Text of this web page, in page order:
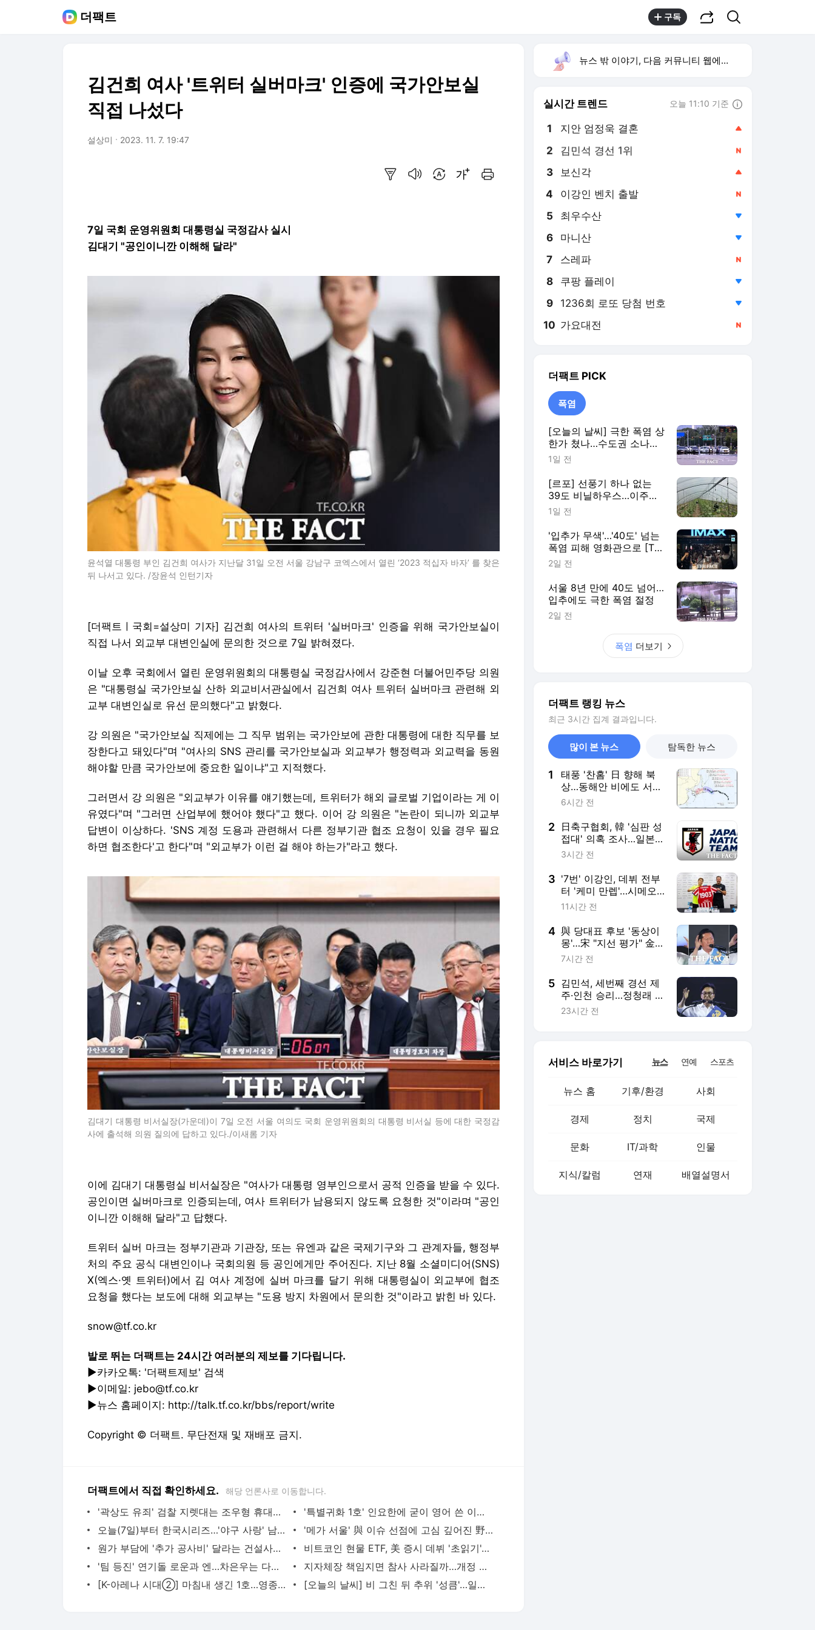
더팩트 구독
김건희 여사 '트위터 실버마크' 인증에 국가안보실
직접 나섰다
설상미 2023. 11. 7. 19:47
7일 국회 운영위원회 대통령실 국정감사 실시
김대기 "공인이니깐 이해해 달라"
윤석열 대통령 부인 김건희 여사가 지난달 31일 오전 서울 강남구 코엑스에서 열린 ‘2023 적십자 바자’ 를 찾은
뒤 나서고 있다. /장윤석 인턴기자
[더팩트ㅣ국회=설상미 기자] 김건희 여사의 트위터 '실버마크' 인증을 위해 국가안보실이
직접 나서 외교부 대변인실에 문의한 것으로 7일 밝혀졌다.
이날 오후 국회에서 열린 운영위원회의 대통령실 국정감사에서 강준현 더불어민주당 의원
은 "대통령실 국가안보실 산하 외교비서관실에서 김건희 여사 트위터 실버마크 관련해 외
교부 대변인실로 유선 문의했다"고 밝혔다.
강 의원은 "국가안보실 직제에는 그 직무 범위는 국가안보에 관한 대통령에 대한 직무를 보
장한다고 돼있다"며 "여사의 SNS 관리를 국가안보실과 외교부가 행정력과 외교력을 동원
해야할 만큼 국가안보에 중요한 일이냐"고 지적했다.
그러면서 강 의원은 "외교부가 이유를 얘기했는데, 트위터가 해외 글로벌 기업이라는 게 이
유였다"며 "그러면 산업부에 했어야 했다"고 했다. 이어 강 의원은 "논란이 되니까 외교부
답변이 이상하다. 'SNS 계정 도용과 관련해서 다른 정부기관 협조 요청이 있을 경우 필요
하면 협조한다'고 한다"며 "외교부가 이런 걸 해야 하는가"라고 했다.
김대기 대통령 비서실장(가운데)이 7일 오전 서울 여의도 국회 운영위원회의 대통령 비서실 등에 대한 국정감
사에 출석해 의원 질의에 답하고 있다./이새롬 기자
이에 김대기 대통령실 비서실장은 "여사가 대통령 영부인으로서 공적 인증을 받을 수 있다.
공인이면 실버마크로 인증되는데, 여사 트위터가 남용되지 않도록 요청한 것"이라며 "공인
이니깐 이해해 달라"고 답했다.
트위터 실버 마크는 정부기관과 기관장, 또는 유엔과 같은 국제기구와 그 관계자들, 행정부
처의 주요 공식 대변인이나 국회의원 등 공인에게만 주어진다. 지난 8월 소셜미디어(SNS)
X(엑스·옛 트위터)에서 김 여사 계정에 실버 마크를 달기 위해 대통령실이 외교부에 협조
요청을 했다는 보도에 대해 외교부는 "도용 방지 차원에서 문의한 것"이라고 밝힌 바 있다.
snow@tf.co.kr
발로 뛰는 더팩트는 24시간 여러분의 제보를 기다립니다.
▶카카오톡: '더팩트제보' 검색
▶이메일: jebo@tf.co.kr
▶뉴스 홈페이지: http://talk.tf.co.kr/bbs/report/write
Copyright © 더팩트. 무단전재 및 재배포 금지.
더팩트에서 직접 확인하세요. 해당 언론사로 이동합니다.
'곽상도 유죄' 검찰 지렛대는 조우형 휴대폰 검색어
'특별귀화 1호' 인요한에 굳이 영어 쓴 이준석..."인종차별" 비판
오늘(7일)부터 한국시리즈…'야구 사랑' 남다른 LG家, '잠실 직관' 갈까
'메가 서울' 與 이슈 선점에 고심 깊어진 野, 출구 전략은
원가 부담에 '추가 공사비' 달라는 건설사들…현장 곳곳서 잡음
비트코인 현물 ETF, 美 증시 데뷔 '초읽기'…국내 증시엔 언제?
'팀 등진' 연기돌 로운과 엔…차은우는 다를까[TF초점]
지자체장 책임지면 참사 사라질까…개정 재난안전법 '허점'
[K-아레나 시대②] 마침내 생긴 1호…영종도 인스파이어 직접 가보니
[오늘의 날씨] 비 그친 뒤 추위 '성큼'…일부 지역 눈 소식
뉴스 밖 이야기, 다음 커뮤니티 웹에서 보기
실시간 트렌드 오늘 11:10 기준
1 지안 엄정욱 결혼
2 김민석 경선 1위
3 보신각
4 이강인 벤치 출발
5 최우수산
6 마니산
7 스레파
8 쿠팡 플레이
9 1236회 로또 당첨 번호
10 가요대전
더팩트 PICK
폭염
[오늘의 날씨] 극한 폭염 상
한가 쳤나…수도권 소나기,
동해안에 폭우
1일 전
[르포] 선풍기 하나 없는
39도 비닐하우스…이주노
동자의 '악몽같은 폭염'
1일 전
'입추가 무색'…'40도' 넘는
폭염 피해 영화관으로 [TF
사진관]
2일 전
서울 8년 만에 40도 넘어…
입추에도 극한 폭염 절정
2일 전
폭염 더보기
더팩트 랭킹 뉴스
최근 3시간 집계 결과입니다.
많이 본 뉴스 탐독한 뉴스
1
태풍 '찬홈' 日 향해 북
상…동해안 비에도 서쪽
폭염 계속
6시간 전
2 日축구협회, 韓 '심판 성
접대' 의혹 조사…일본인
심판 4명 대상
3시간 전
3 '7번' 이강인, 데뷔 전부
터 '케미 만렙'…시메오
네 "이런 선수 필요했다"
11시간 전
4 與 당대표 후보 '동상이
몽'…宋 "지선 평가" 金
"지방성장" 鄭 "합당"
7시간 전
5 김민석, 세번째 경선 제
주·인천 승리…정청래 제
치고 선두
23시간 전
서비스 바로가기 뉴스 연예 스포츠
뉴스 홈 기후/환경 사회
경제 정치 국제
문화 IT/과학 인물
지식/칼럼 연재 배열설명서